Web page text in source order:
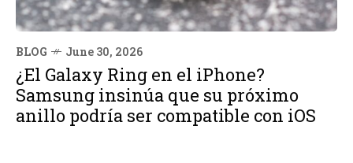
BLOG June 30, 2026
¿El Galaxy Ring en el iPhone?
Samsung insinúa que su próximo
anillo podría ser compatible con iOS